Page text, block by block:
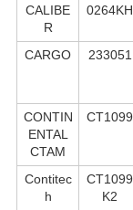
CALIBE
R
0264KH
CARGO 233051
CONTIN
ENTAL
CTAM
CT1099
Contitec
h
CT1099
K2